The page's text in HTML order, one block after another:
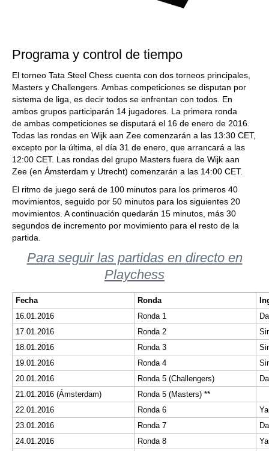
Programa y control de tiempo
El torneo Tata Steel Chess cuenta con dos torneos principales,
Masters y Challengers. Ambas competiciones se disputan por
sistema de liga, es decir todos se enfrentan con todos. En
ambos grupos participarán 14 jugadores. La primera ronda
de ambas competiciones se disputará el 16 de enero de 2016.
Todas las rondas en Wijk aan Zee comenzarán a las 13:30 CET,
excepto por la última, el día 31 de enero, que arrancará a las
12:00 CET. Las rondas del grupo Masters fuera de Wijk aan
Zee (en Ámsterdam y Utrecht) comenzarán a las 14:00 CET.
El ritmo de juego será de 100 minutos para los primeros 40
movimientos, seguido por 50 minutos para los siguientes 20
movimientos. A continuación quedarán 15 minutos, más 30
segundos de incremento por movimiento para el resto de la
partida.
Para seguir las partidas en directo en
Playchess
Fecha Ronda
16.01.2016
Ronda 1
17.01.2016
Ronda 2
18.01.2016
Ronda 3
19.01.2016
Ronda 4
20.01.2016
Ronda 5 (Challengers)
21.01.2016 (Ámsterdam)
Ronda 5 (Masters) **
22.01.2016
Ronda 6
23.01.2016
Ronda 7
24.01.2016
Ronda 8